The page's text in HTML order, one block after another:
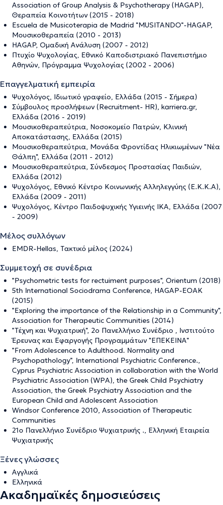
Association of Group Analysis & Psychotherapy (HAGAP),
Θεραπεία Κοινοτήτων (2015 - 2018)
Εscuela de Musicoterapia de Madrid "MUSITANDO"-HAGAP,
Moυσικοθεραπεία (2010 - 2013)
HAGAP, Ομαδική Ανάλυση (2007 - 2012)
Πτυχίο Ψυχολογίας, Εθνικό Καποδιστριακό Πανεπιστήμιο
Αθηνών, Πρόγραμμα Ψυχολογίας (2002 - 2006)
Επαγγελματική εμπειρία
Ψυχολόγος, Ιδιωτικό γραφείο, Ελλάδα (2015 - Σήμερα)
Σύμβουλος προσλήψεων (Recruitment- HR), karriera.gr,
Ελλάδα (2016 - 2019)
Μουσικοθεραπεύτρια, Νοσοκομείο Πατρών, Κλινική
Αποκατάστασης, Ελλάδα (2015)
Μουσικοθεραπεύτρια, Μονάδα Φροντίδας Ηλικιωμένων "Νέα
Θάλπη", Ελλάδα (2011 - 2012)
Μουσικοθεραπεύτρια, Σύνδεσμος Προστασίας Παιδιών,
Ελλάδα (2012)
Ψυχολόγος, Εθνικό Κέντρο Κοινωνικής Αλληλεγγύης (Ε.Κ.Κ.Α),
Ελλάδα (2009 - 2011)
Ψυχολόγος, Κέντρο Παιδοψυχικής Υγιεινής ΙΚΑ, Ελλάδα (2007
- 2009)
Μέλος συλλόγων
EMDR-Hellas, Τακτικό μέλος (2024)
Συμμετοχή σε συνέδρια
"Psychometric tests for rectuiment purposes", Orientum (2018)
5th International Sociodrama Conference, HAGAP-EOAK
(2015)
"Exploring the importance of the Relationship in a Community",
Association for Therapeutic Communities (2014)
"Τέχνη και Ψυχιατρική", 2ο Πανελλήνιο Συνέδριο , Ινστιτούτο
Έρευνας και Εφαργογής Προγραμμάτων "ΕΠΕΚΕΙΝΑ"
"From Adolescence to Adulthood. Normality and
Psychopathology", International Psychiatric Conference.,
Cyprus Psychiatric Association in collaboration with the World
Psychiatric Association (WPA), the Greek Child Psychiatry
Association, the Greek Psychiatry Association and the
European Child and Adolescent Association
Windsor Conference 2010, Association of Therapeutic
Communities
21ο Πανελλήνιο Συνέδριο Ψυχιατρικής ., Ελληνική Εταιρεία
Ψυχιατρικής
Ξένες γλώσσες
Αγγλικά
Ελληνικά
Ακαδημαϊκές δημοσιεύσεις